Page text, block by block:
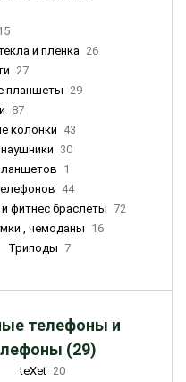
и пленка 26
27
планшеты
29
87
колонки 43
30
1
44
фитнес браслеты 72
, чемоданы 16
Триподы 7
телефоны и
(29)
teXet 20